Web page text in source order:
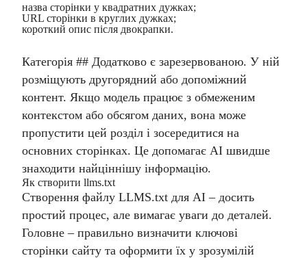
назва сторінки у квадратних дужках;
URL сторінки в круглих дужках;
короткий опис після двокрапки.
Категорія ## Додатково є зарезервованою. У ній
розміщують другорядний або допоміжний
контент. Якщо модель працює з обмеженим
контекстом або обсягом даних, вона може
пропустити цей розділ і зосередитися на
основних сторінках. Це допомагає AI швидше
знаходити найціннішу інформацію.
Як створити llms.txt
Створення файлу LLMS.txt для AI – досить
простий процес, але вимагає уваги до деталей.
Головне – правильно визначити ключові
сторінки сайту та оформити їх у зрозумілій